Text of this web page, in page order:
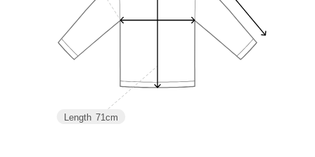
Length 71cm